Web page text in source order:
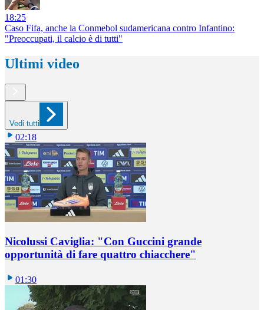
18:25
Caso Fifa, anche la Conmebol sudamericana contro Infantino:
"Preoccupati, il calcio è di tutti"
Ultimi video
Vedi tutti
02:18
Nicolussi Caviglia: "Con Guccini grande
opportunità di fare quattro chiacchere"
01:30